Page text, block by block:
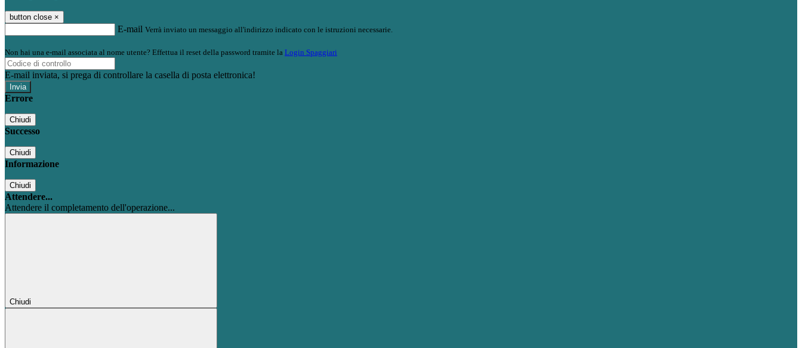
button close ×
E-mail Verrà inviato un messaggio all'indirizzo indicato con le istruzioni necessarie.
Non hai una e-mail associata al nome utente? Effettua il reset della password tramite la Login Spaggiari
E-mail inviata, si prega di controllare la casella di posta elettronica!
Errore
Chiudi
Successo
Chiudi
Informazione
Chiudi
Attendere...
Attendere il completamento dell'operazione...
Chiudi